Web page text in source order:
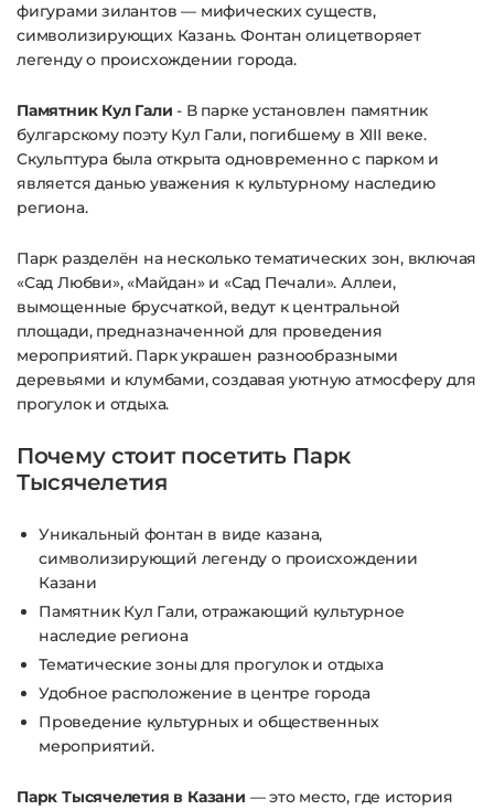
фигурами зилантов — мифических существ,
символизирующих Казань. Фонтан олицетворяет
легенду о происхождении города.
Памятник Кул Гали - В парке установлен памятник
булгарскому поэту Кул Гали, погибшему в XIII веке.
Скульптура была открыта одновременно с парком и
является данью уважения к культурному наследию
региона.
Парк разделён на несколько тематических зон, включая
«Сад Любви», «Майдан» и «Сад Печали». Аллеи,
вымощенные брусчаткой, ведут к центральной
площади, предназначенной для проведения
мероприятий. Парк украшен разнообразными
деревьями и клумбами, создавая уютную атмосферу для
прогулок и отдыха.
Почему стоит посетить Парк
Тысячелетия
Уникальный фонтан в виде казана,
символизирующий легенду о происхождении
Казани
Памятник Кул Гали, отражающий культурное
наследие региона
Тематические зоны для прогулок и отдыха
Удобное расположение в центре города
Проведение культурных и общественных
мероприятий.
Парк Тысячелетия в Казани — это место, где история